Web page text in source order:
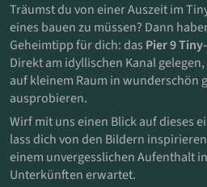
ÜBER UNS
ZUM HAUS-
PARTNER
Träumst du von einer Auszeit im
eines bauen zu müssen? Dann
Geheimtipp für dich: das Pier 9
Direkt am idyllischen Kanal
auf kleinem Raum in wunderschön
ausprobieren.
Wirf mit uns einen Blick auf dieses
lass dich von den Bildern
einem unvergesslichen Aufenthalt
Unterkünften erwartet.